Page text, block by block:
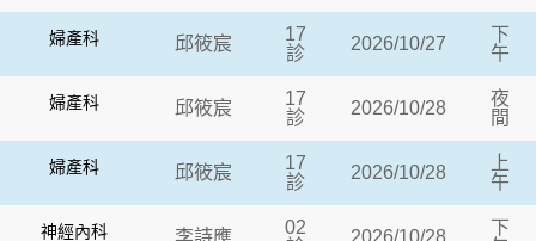
婦產科 邱筱宸
17
診
2026/10/27
下
午
婦產科 邱筱宸
17
診
2026/10/28
夜
間
婦產科 邱筱宸
17
診
2026/10/28
上
午
神經內科 李詩應
02
2026/10/28
下